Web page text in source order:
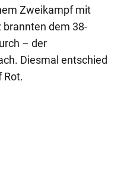
Zweikampf mit
dem 38-
– der
Diesmal entschied
Rot.